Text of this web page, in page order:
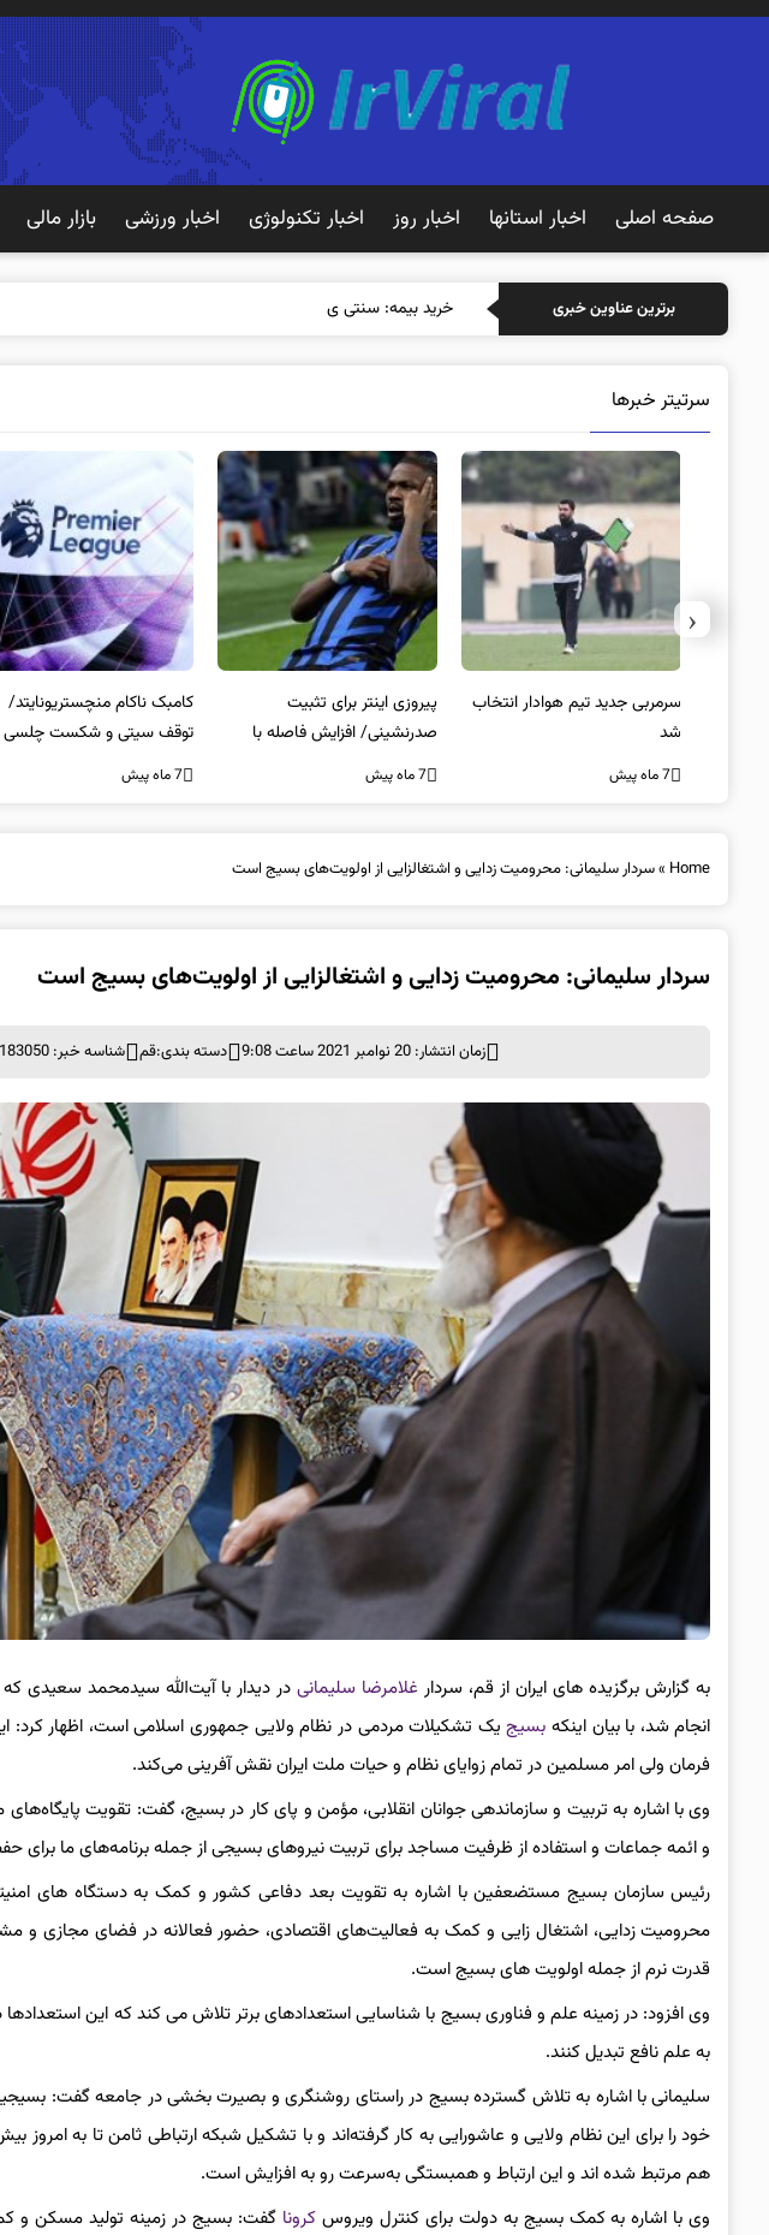
صفحه اصلی اخبار استانها اخبار روز اخبار تکنولوژی اخبار ورزشی بازار مالی
برترین عناوین خبری خرید بیمه: سنتی یا آنلاین؟ کدامی
سرتیتر خبرها
سرمربی جدید تیم هوادار انتخاب
شد
7 ماه پیش
پیروزی اینتر برای تثبیت
صدرنشینی/ افزایش فاصله با
ناپولی
7 ماه پیش
کامبک ناکام منچستریونایتد/
توقف سیتی و شکست چلسی
7 ماه پیش
‹
Home
»سردار سلیمانی: محرومیت زدایی و اشتغالزایی از اولویت‌های بسیج است
سردار سلیمانی: محرومیت زدایی و اشتغالزایی از اولویت‌های بسیج است
زمان انتشار: 20 نوامبر 2021 ساعت 9:08 دسته بندی:قم شناسه خبر: 183050
به گزارش برگزیده های ایران از قم، سردار غلامرضا سلیمانیدر دیدار با آیت‌الله سیدمحمد سعیدی
انجام شد، با بیان اینکه بسیجیک تشکیلات مردمی در نظام ولایی جمهوری اسلامی است، اظهار کرد:
فرمان ولی امر مسلمین در تمام زوایای نظام و حیات ملت ایران نقش آفرینی می‌کند.
وی با اشاره به تربیت و سازماندهی جوانان انقلابی، مؤمن و پای کار در بسیج، گفت: تقویت
و ائمه جماعات و استفاده از ظرفیت مساجد برای تربیت نیروهای بسیجی از جمله برنامه‌های ما برای
رئیس سازمان بسیج مستضعفین با اشاره به تقویت بعد دفاعی کشور و کمک به دستگاه های
محرومیت زدایی، اشتغال زایی و کمک به فعالیت‌های اقتصادی، حضور فعالانه در فضای مجازی و
قدرت نرم از جمله اولویت های بسیج است.
وی افزود: در زمینه علم و فناوری بسیج با شناسایی استعدادهای برتر تلاش می کند که این استعدادها
به علم نافع تبدیل کنند.
سلیمانی با اشاره به تلاش گسترده بسیج در راستای روشنگری و بصیرت بخشی در جامعه گفت:
هم مرتبط شده اند و این ارتباط و همبستگی به‌سرعت رو به افزایش است.
وی با اشاره به کمک بسیج به دولت برای کنترل ویروسکرونا گفت: بسیج در زمینه تولید مسکن و